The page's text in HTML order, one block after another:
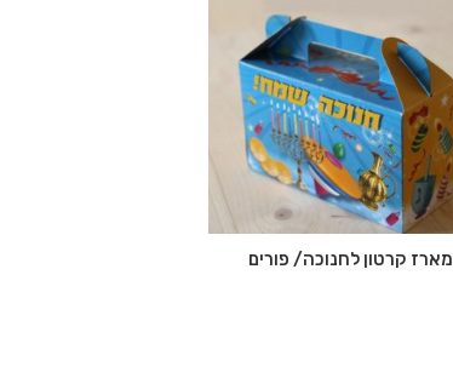
מארז קרטון לחנוכה/ פורים